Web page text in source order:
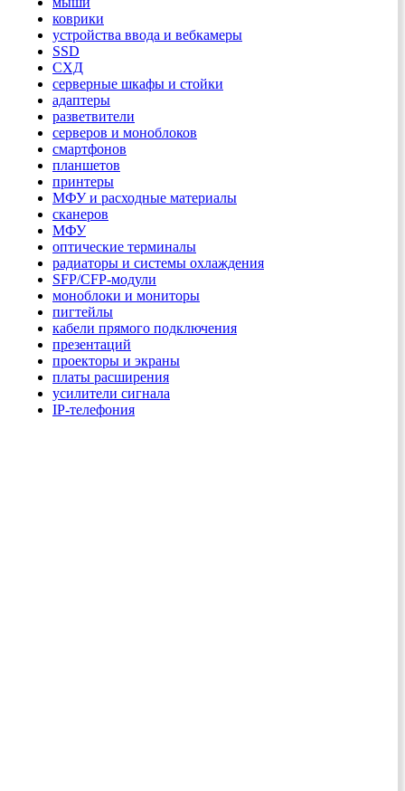
коврики
устройства ввода и вебкамеры
SSD
СХД
серверные шкафы и стойки
адаптеры
разветвители
серверов и моноблоков
смартфонов
планшетов
принтеры
МФУ и расходные материалы
сканеров
МФУ
оптические терминалы
радиаторы и системы охлаждения
SFP/CFP-модули
моноблоки и мониторы
пигтейлы
кабели прямого подключения
презентаций
проекторы и экраны
платы расширения
усилители сигнала
IP-телефония